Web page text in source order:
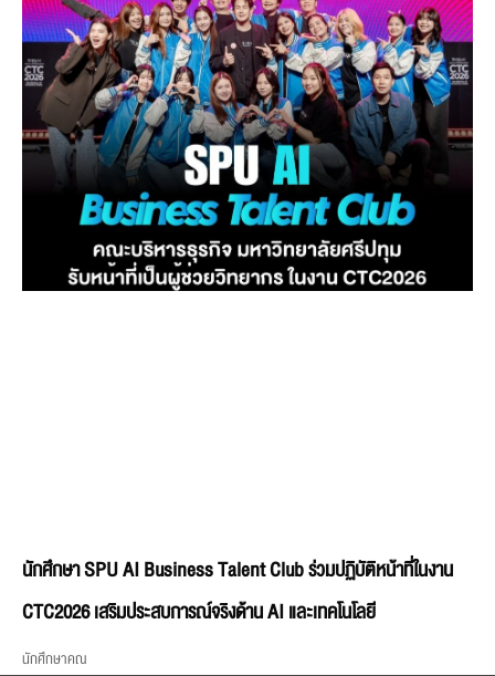
นักศึกษา SPU AI Business Talent Club ร่วมปฏิบัติหน้าที่ในงาน
CTC2026 เสริมประสบการณ์จริงด้าน AI และเทคโนโลยี
นักศึกษาคณ